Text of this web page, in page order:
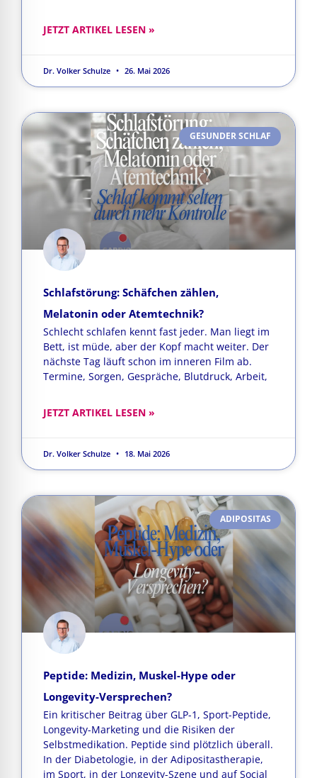
JETZT ARTIKEL LESEN »
Dr. Volker Schulze 26. Mai 2026
GESUNDER SCHLAF
Schlafstörung: Schäfchen zählen,
Melatonin oder Atemtechnik?
Schlecht schlafen kennt fast jeder. Man liegt im
Bett, ist müde, aber der Kopf macht weiter. Der
nächste Tag läuft schon im inneren Film ab.
Termine, Sorgen, Gespräche, Blutdruck, Arbeit,
JETZT ARTIKEL LESEN »
Dr. Volker Schulze 18. Mai 2026
ADIPOSITAS
Peptide: Medizin, Muskel-Hype oder
Longevity-Versprechen?
Ein kritischer Beitrag über GLP-1, Sport-Peptide,
Longevity-Marketing und die Risiken der
Selbstmedikation. Peptide sind plötzlich überall.
In der Diabetologie, in der Adipositastherapie,
im Sport, in der Longevity-Szene und auf Social